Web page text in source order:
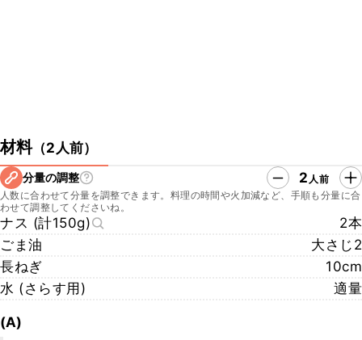
材料（2人前）
分量の調整 2 人前
人数に合わせて分量を調整できます。料理の時間や火加減など、手順も分量に合
わせて調整してくださいね。
ナス (計150g)
2本
ごま油
大さじ2
長ねぎ
10cm
水 (さらす用)
適量
(A)